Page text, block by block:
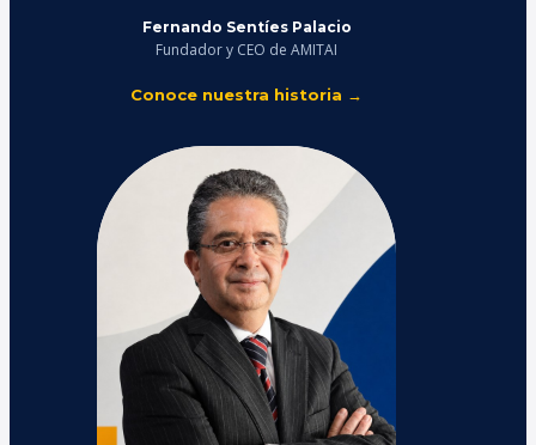
Fernando Sentíes Palacio
Fundador y CEO de AMITAI
Conoce nuestra historia →